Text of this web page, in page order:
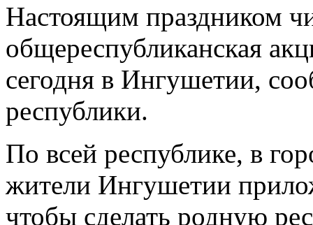
Настоящим праздником
общереспубликанская
сегодня в Ингушетии,
республики.
По всей республике, в
жители Ингушетии
чтобы сделать родную